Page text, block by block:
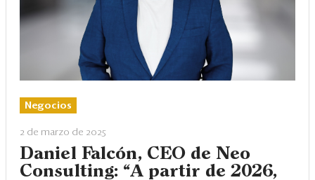
Negocios
2 de marzo de 2025
Daniel Falcón, CEO de Neo
Consulting: “A partir de 2026,